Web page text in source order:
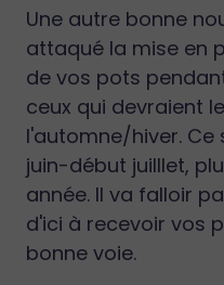
Une autre bonne
attaqué la mise en
de vos pots
ceux qui devraient
l'automne/hiver.
juin-début juilllet,
année. Il va falloir
d'ici à recevoir vos
bonne voie.